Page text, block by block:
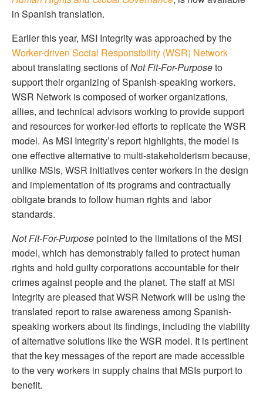
in Spanish translation.
Earlier this year, MSI Integrity was approached by the
Worker-driven Social Responsibility (WSR) Network
about translating sections ofNot Fit-For-Purposeto
support their organizing of Spanish-speaking workers.
WSR Network is composed of worker organizations,
allies, and technical advisors working to provide support
and resources for worker-led efforts to replicate the WSR
model. As MSI Integrity’s report highlights, the model is
one effective alternative to multi-stakeholderism because,
unlike MSIs, WSR initiatives center workers in the design
and implementation of its programs and contractually
obligate brands to follow human rights and labor
standards.
Not Fit-For-Purposepointed to the limitations of the MSI
model, which has demonstrably failed to protect human
rights and hold guilty corporations accountable for their
crimes against people and the planet. The staff at MSI
Integrity are pleased that WSR Network will be using the
translated report to raise awareness among Spanish-
speaking workers about its findings, including the viability
of alternative solutions like the WSR model. It is pertinent
that the key messages of the report are made accessible
to the very workers in supply chains that MSIs purport to
benefit.